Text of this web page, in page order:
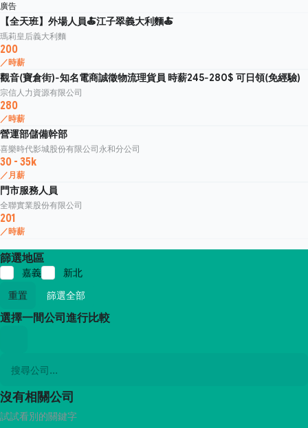
廣告
【全天班】外場人員🍝江子翠義大利麵🍝
瑪莉皇后義大利麵
200
／時薪
觀音(寶倉街)-知名電商誠徵物流理貨員 時薪245-280$ 可日領(免經驗)
宗信人力資源有限公司
280
／時薪
營運部儲備幹部
喜樂時代影城股份有限公司永和分公司
30 - 35k
／月薪
門市服務人員
全聯實業股份有限公司
201
／時薪
篩選地區
嘉義
新北
重置
篩選全部
選擇一間公司進行比較
沒有相關公司
試試看別的關鍵字